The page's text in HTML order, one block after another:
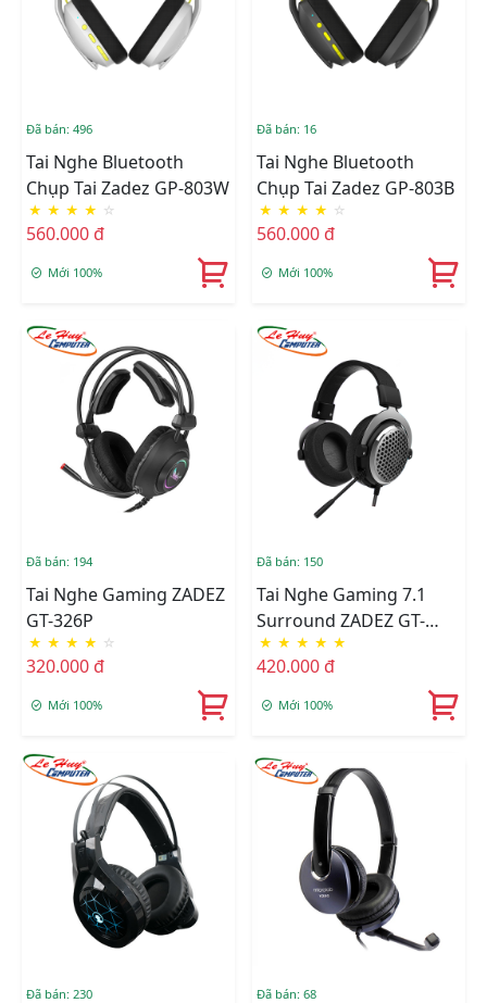
Đã bán: 496
Tai Nghe Bluetooth
Chụp Tai Zadez GP-803W
★ ★ ★ ★ ☆
560.000 đ
Mới 100%
Đã bán: 16
Tai Nghe Bluetooth
Chụp Tai Zadez GP-803B
★ ★ ★ ★ ☆
560.000 đ
Mới 100%
Đã bán: 194
Tai Nghe Gaming ZADEZ
GT-326P
★ ★ ★ ★ ☆
320.000 đ
Mới 100%
Đã bán: 150
Tai Nghe Gaming 7.1
Surround ZADEZ GT-
323P
★ ★ ★ ★ ★
420.000 đ
Mới 100%
Đã bán: 230 Đã bán: 68